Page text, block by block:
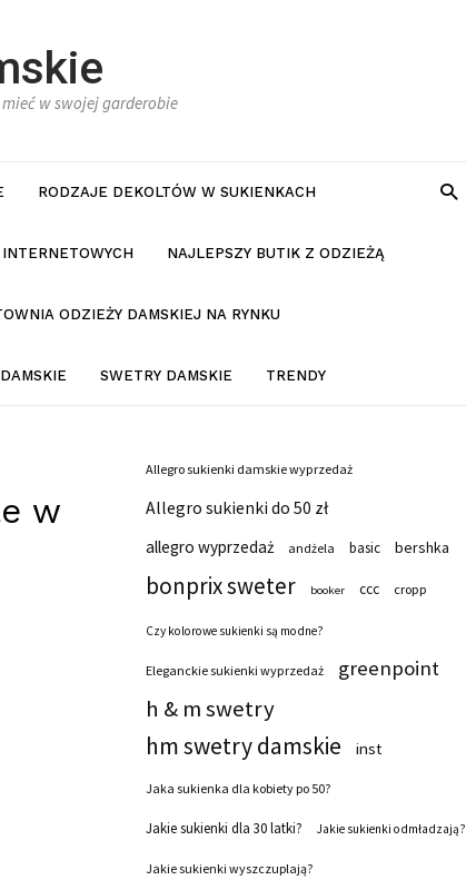
w swojej garderobie
RODZAJE DEKOLTÓW W SUKIENKACH
NAJLEPSZY BUTIK Z ODZIEŻĄ
ODZIEŻY DAMSKIEJ NA RYNKU
SWETRY DAMSKIE TRENDY
w
Allegro sukienki damskie wyprzedaż
Allegro sukienki do 50 zł
allegro wyprzedaż
andżela basic bershka
bonprix sweter booker ccc cropp
Czy kolorowe sukienki są modne?
Eleganckie sukienki wyprzedaż greenpoint
h & m swetry
hm swetry damskie inst
Jaka sukienka dla kobiety po 50?
Jakie sukienki dla 30 latki? Jakie sukienki odmładzają?
Jakie sukienki wyszczuplają?